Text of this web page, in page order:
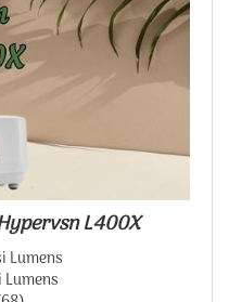
L400X
Lumens